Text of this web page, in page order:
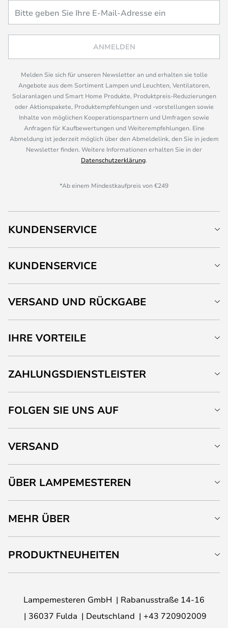
ANMELDEN
Melden Sie sich für unseren Newsletter an und erhalten sie tolle
Angebote aus dem Sortiment Lampen und Leuchten, Ventilatoren,
Solaranlagen und Smart Home Produkte, Produktpreis-Reduzierungen
oder Aktionspakete, Produktempfehlungen und -vorstellungen sowie
Inhalte von möglichen Kooperationspartnern und Umfragen sowie
Anfragen für Kaufbewertungen und Weiterempfehlungen. Eine
Abmeldung ist jederzeit möglich über den Abmeldelink, den Sie in jedem
Newsletter finden. Weitere Informationen erhalten Sie in der
Datenschutzerklärung.
*Ab einem Mindestkaufpreis von €249
KUNDENSERVICE
KUNDENSERVICE
VERSAND UND RÜCKGABE
IHRE VORTEILE
ZAHLUNGSDIENSTLEISTER
FOLGEN SIE UNS AUF
VERSAND
ÜBER LAMPEMESTEREN
MEHR ÜBER
PRODUKTNEUHEITEN
Lampemesteren GmbH
Rabanusstraße 14-16
36037 Fulda
Deutschland
+43 720902009